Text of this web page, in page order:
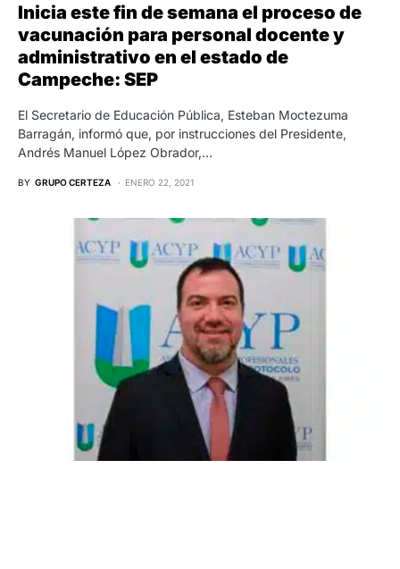
Inicia este fin de semana el proceso de
vacunación para personal docente y
administrativo en el estado de
Campeche: SEP
El Secretario de Educación Pública, Esteban Moctezuma
Barragán, informó que, por instrucciones del Presidente,
Andrés Manuel López Obrador,…
BY GRUPO CERTEZA ENERO 22, 2021